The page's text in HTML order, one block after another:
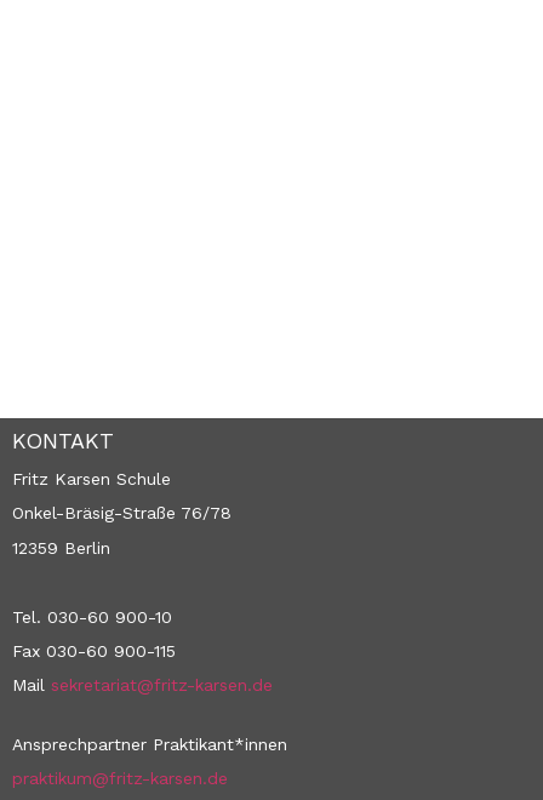
KONTAKT
Fritz Karsen Schule
Onkel-Bräsig-Straße 76/78
12359 Berlin
Tel. 030-60 900-10
Fax 030-60 900-115
Mail sekretariat@fritz-karsen.de
Ansprechpartner Praktikant*innen
praktikum@fritz-karsen.de